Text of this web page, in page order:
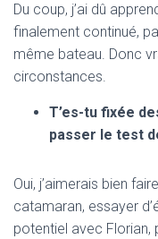
Du coup, j’ai dû
finalement continué,
même bateau. Donc
circonstances.
T’es-tu fixée
passer le test
Oui, j’aimerais bien
catamaran, essayer
potentiel avec Florian,